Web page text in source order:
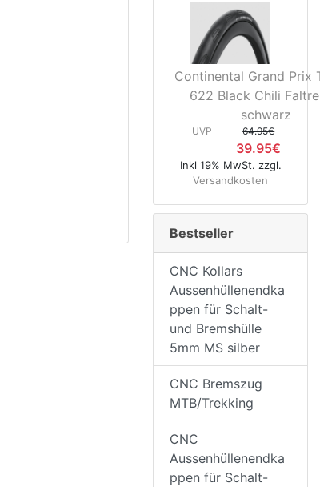
Continental Grand Prix
622 Black Chili
schwarz
UVP 64.95€
39.95€
Inkl 19% MwSt. zzgl.
Versandkosten
Bestseller
CNC Kollars
Aussenhüllenendka
ppen für Schalt-
und Bremshülle
5mm MS silber
CNC Bremszug
MTB/Trekking
CNC
Aussenhüllenendka
ppen für Schalt-